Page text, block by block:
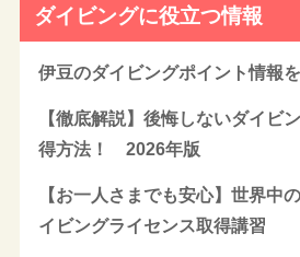
ダイビングに役立つ情報
伊豆のダイビングポイント情報
【徹底解説】後悔しないダイビ
得方法！ 2026年版
【お一人さまでも安心】世界中
イビングライセンス取得講習